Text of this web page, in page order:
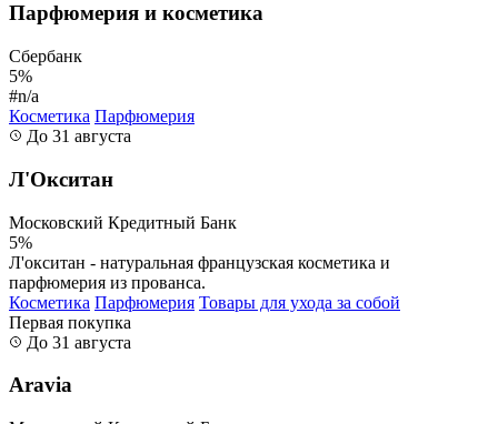
Парфюмерия и косметика
Сбербанк
5%
#n/a
Косметика Парфюмерия
До 31 августа
Л'Окситан
Московский Кредитный Банк
5%
Л'окситан - натуральная французская косметика и
парфюмерия из прованса.
Косметика Парфюмерия Товары для ухода за собой
Первая покупка
До 31 августа
Aravia